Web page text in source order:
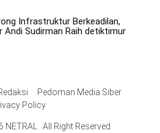
Infrastruktur Berkeadilan,
Andi Sudirman Raih detiktimur
Pedoman Media Siber
Policy
. All Right Reserved